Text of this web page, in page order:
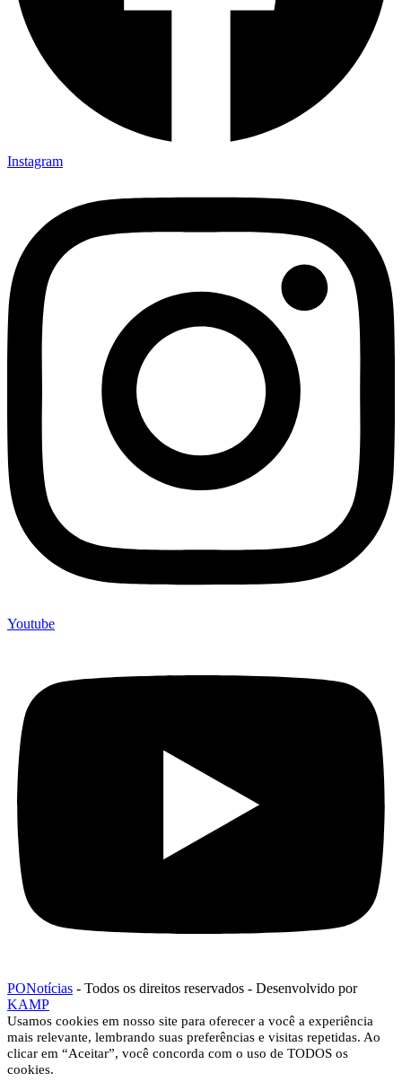
Instagram
Youtube
PONotícias - Todos os direitos reservados - Desenvolvido por
KAMP
Usamos cookies em nosso site para oferecer a você a experiência
mais relevante, lembrando suas preferências e visitas repetidas. Ao
clicar em “Aceitar”, você concorda com o uso de TODOS os
cookies.